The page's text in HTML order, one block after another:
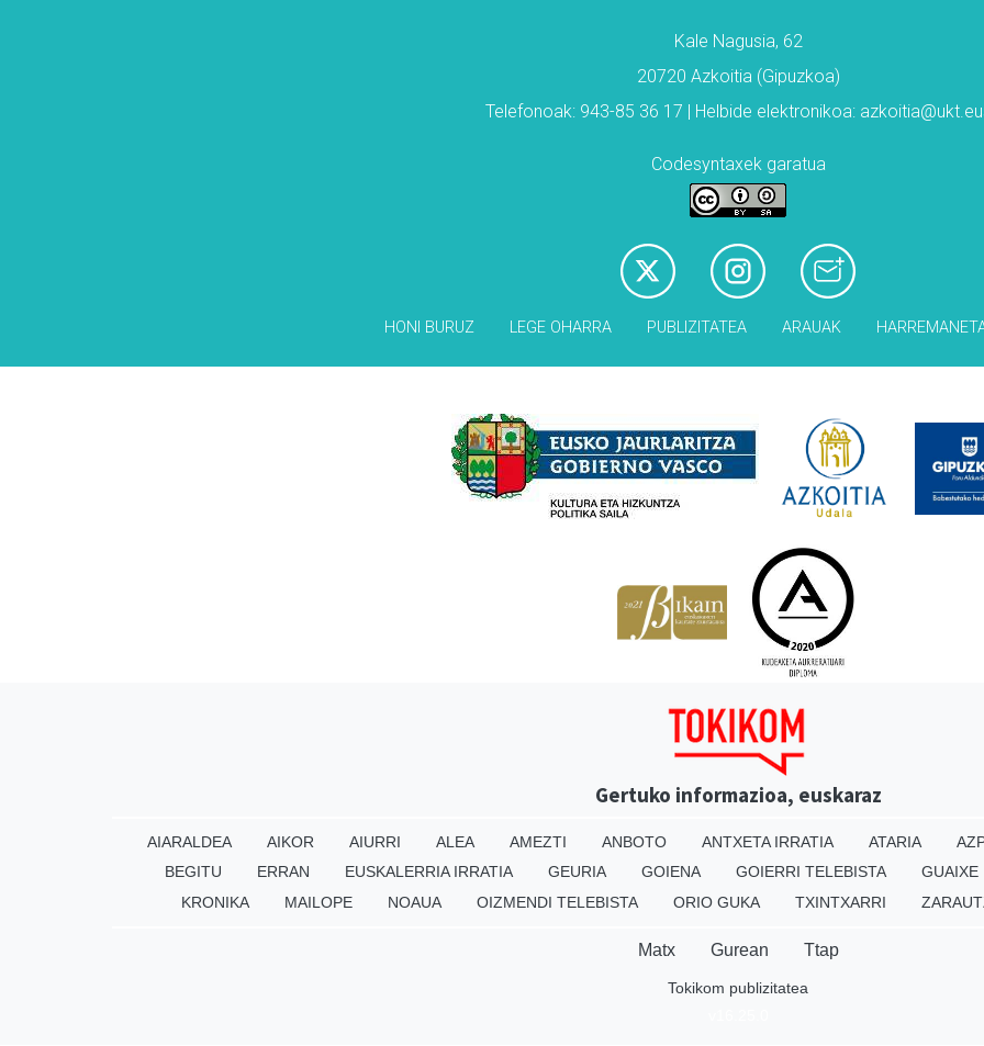
Kale Nagusia, 62
20720 Azkoitia (Gipuzkoa)
Telefonoak: 943-85 36 17 | Helbide elektronikoa:
Codesyntaxek garatua
HONI BURUZ LEGE OHARRA PUBLIZITATEA ARAUAK
Gertuko informazioa, euskaraz
AIARALDEA AIKOR AIURRI ALEA AMEZTI ANBOTO ANTXETA IRRATIA ATARIA
BEGITU
ERRAN EUSKALERRIA IRRATIA GEURIA GOIENA GOIERRI TELEBISTA GUAIXE
KRONIKA
MAILOPE NOAUA OIZMENDI TELEBISTA ORIO GUKA TXINTXARRI
Matx Gurean Ttap
Tokikom publizitatea